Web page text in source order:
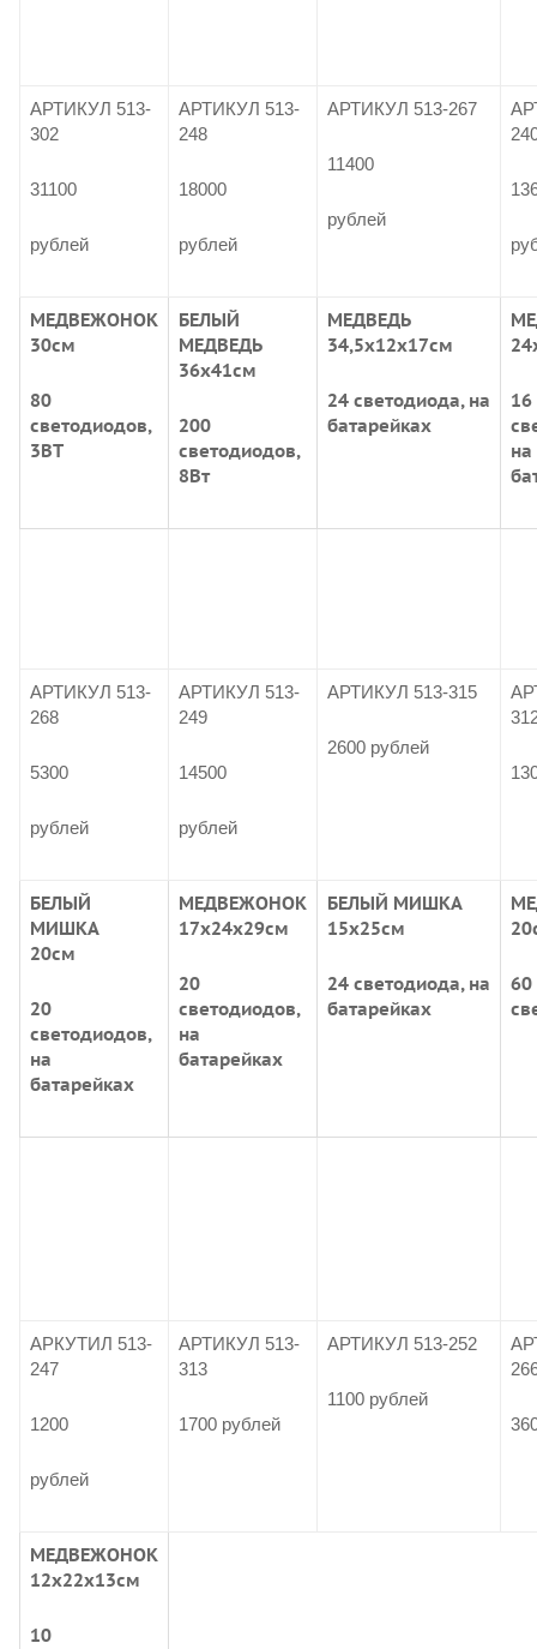
АРТИКУЛ 513-
302
31100
рублей
АРТИКУЛ 513-
248
18000
рублей
АРТИКУЛ 513-267
11400
рублей
МЕДВЕЖОНОК
30см
80
светодиодов,
3ВТ
БЕЛЫЙ
МЕДВЕДЬ
36х41см
200
светодиодов,
8Вт
МЕДВЕДЬ
34,5х12х17см
24 светодиода, на
батарейках
16
на
АРТИКУЛ 513-
268
5300
рублей
АРТИКУЛ 513-
249
14500
рублей
АРТИКУЛ 513-315
2600 рублей
БЕЛЫЙ
МИШКА
20см
20
светодиодов,
на
батарейках
МЕДВЕЖОНОК
17х24х29см
20
светодиодов,
на
батарейках
БЕЛЫЙ МИШКА
15х25см
24 светодиода, на
батарейках
60
АРКУТИЛ 513-
247
1200
рублей
АРТИКУЛ 513-
313
1700 рублей
АРТИКУЛ 513-252
1100 рублей
МЕДВЕЖОНОК
12х22х13см
10